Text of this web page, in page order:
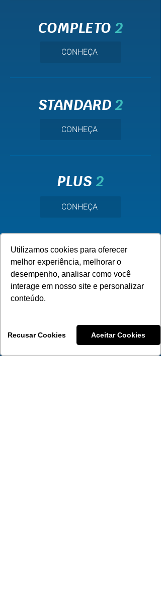
Utilizamos cookies para oferecer
melhor experiência, melhorar o
desempenho, analisar como você
interage em nosso site e personalizar
conteúdo.
Recusar Cookies Aceitar Cookies
COMPLETO 2
CONHEÇA
STANDARD2
CONHEÇA
PLUS2
CONHEÇA
SINOS2
CONHEÇA